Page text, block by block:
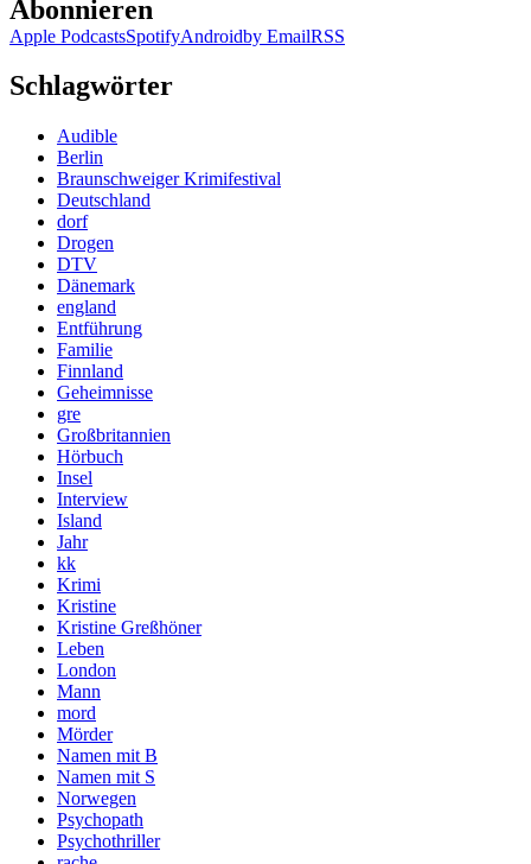
Abonnieren
Apple PodcastsSpotifyAndroidby EmailRSS
Schlagwörter
Audible
Berlin
Braunschweiger Krimifestival
Deutschland
dorf
Drogen
DTV
Dänemark
england
Entführung
Familie
Finnland
Geheimnisse
gre
Großbritannien
Hörbuch
Insel
Interview
Island
Jahr
kk
Krimi
Kristine
Kristine Greßhöner
Leben
London
Mann
mord
Mörder
Namen mit B
Namen mit S
Norwegen
Psychopath
Psychothriller